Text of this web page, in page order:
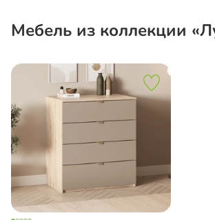
Мебель из коллекции